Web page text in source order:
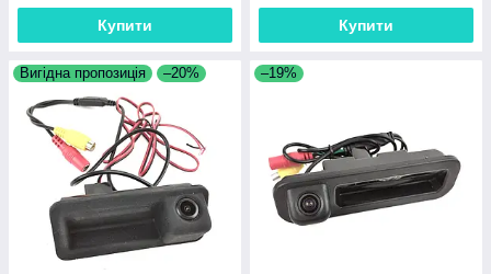
Купити Купити
Вигідна пропозиція –20% –19%